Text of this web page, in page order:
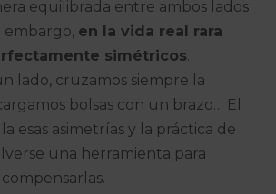
equilibrada entre ambos lados
embargo, en la vida real rara
simétricos.
lado, cruzamos siempre la
bolsas con un brazo… El
esas asimetrías y la práctica de
una herramienta para